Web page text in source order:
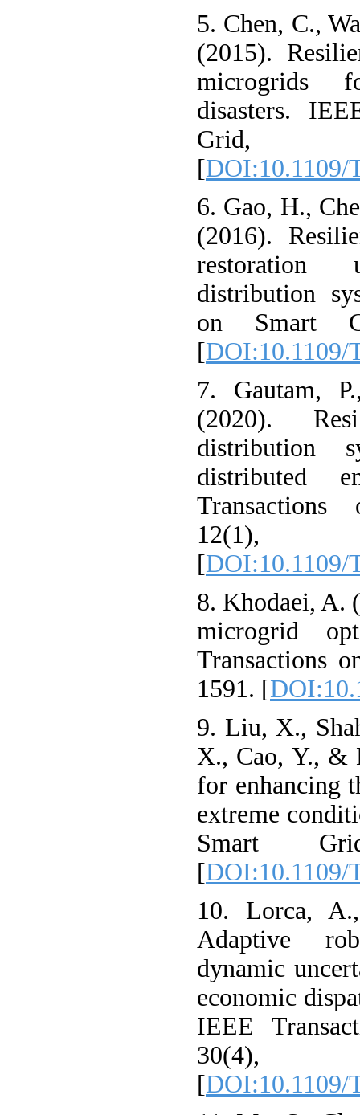
5. Chen, C.,
(2015).
microgrids
disasters.
Grid,
[DOI:10.1109/
6. Gao, H.,
(2016).
distribution
on Smart
[DOI:10.1109/
7. Gautam,
(2020).
distribution
distributed
Transactions
[DOI:10.1109/
8. Khodaei, A.
microgrid
Transactions
1591. [
9. Liu, X.,
X., Cao, Y., &
for enhancing
extreme
Smart
[DOI:10.1109/
10. Lorca,
Adaptive
dynamic
economic
IEEE
30(4),
[DOI:10.1109/